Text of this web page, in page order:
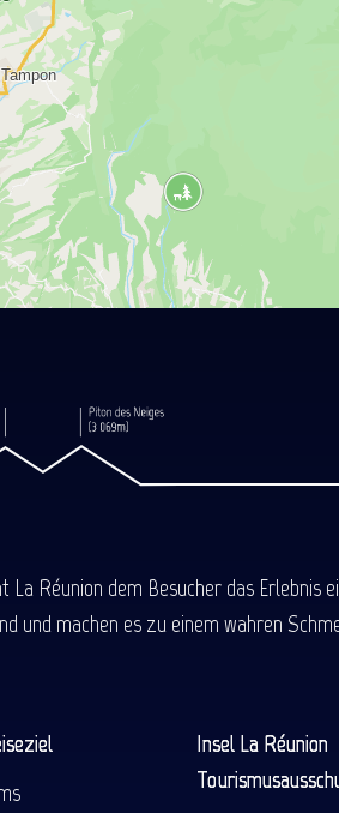
Réunion dem Besucher das Erlebnis
und machen es zu einem wahren
Insel La Réunion